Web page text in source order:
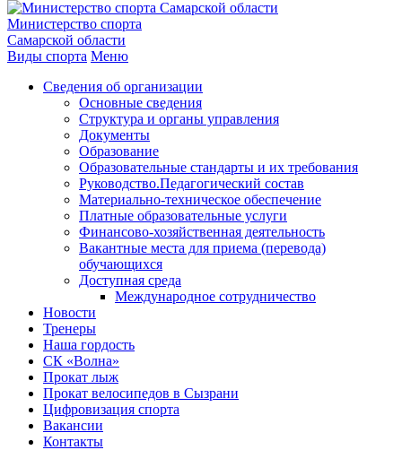
Министерство спорта
Самарской области
Виды спорта Меню
Сведения об организации
Основные сведения
Структура и органы управления
Документы
Образование
Образовательные стандарты и их требования
Руководство.Педагогический состав
Материально-техническое обеспечение
Платные образовательные услуги
Финансово-хозяйственная деятельность
Вакантные места для приема (перевода)
обучающихся
Доступная среда
Международное сотрудничество
Новости
Тренеры
Наша гордость
СК «Волна»
Прокат лыж
Прокат велосипедов в Сызрани
Цифровизация спорта
Вакансии
Контакты